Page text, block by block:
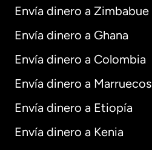
Envía dinero a Zimbabue
Envía dinero a Ghana
Envía dinero a Colombia
Envía dinero a Marruecos
Envía dinero a Etiopía
Envía dinero a Kenia